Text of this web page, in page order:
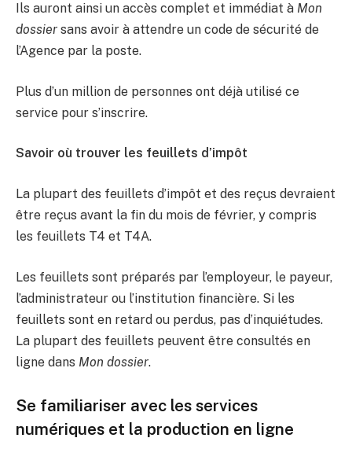
Ils auront ainsi un accès complet et immédiat à Mon
dossier sans avoir à attendre un code de sécurité de
l’Agence par la poste.
Plus d’un million de personnes ont déjà utilisé ce
service pour s’inscrire.
Savoir où trouver les feuillets d’impôt
La plupart des feuillets d’impôt et des reçus devraient
être reçus avant la fin du mois de février, y compris
les feuillets T4 et T4A.
Les feuillets sont préparés par l’employeur, le payeur,
l’administrateur ou l’institution financière. Si les
feuillets sont en retard ou perdus, pas d’inquiétudes.
La plupart des feuillets peuvent être consultés en
ligne dans Mon dossier.
Se familiariser avec les services
numériques et la production en ligne